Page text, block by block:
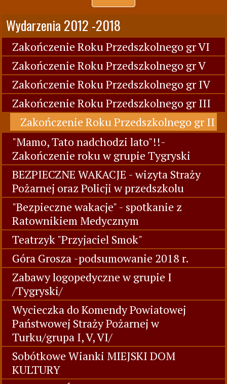
Wydarzenia 2012 -2018
Zakończenie Roku Przedszkolnego gr VI
Zakończenie Roku Przedszkolnego gr V
Zakończenie Roku Przedszkolnego gr IV
Zakończenie Roku Przedszkolnego gr III
Zakończenie Roku Przedszkolnego gr II
"Mamo, Tato nadchodzi lato"!!-
Zakończenie roku w grupie Tygryski
BEZPIECZNE WAKACJE - wizyta Straży
Pożarnej oraz Policji w przedszkolu
"Bezpieczne wakacje" - spotkanie z
Ratownikiem Medycznym
Teatrzyk "Przyjaciel Smok"
Góra Grosza -podsumowanie 2018 r.
Zabawy logopedyczne w grupie I
/Tygryski/
Wycieczka do Komendy Powiatowej
Państwowej Straży Pożarnej w
Turku/grupa I, V, VI/
Sobótkowe Wianki MIEJSKI DOM
KULTURY